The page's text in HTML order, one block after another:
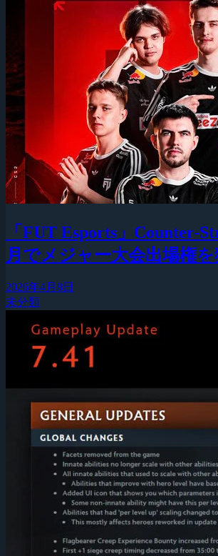
「FUT Esports」Counter-
月でメジャー大会出場権
2026年4月8日
未分類